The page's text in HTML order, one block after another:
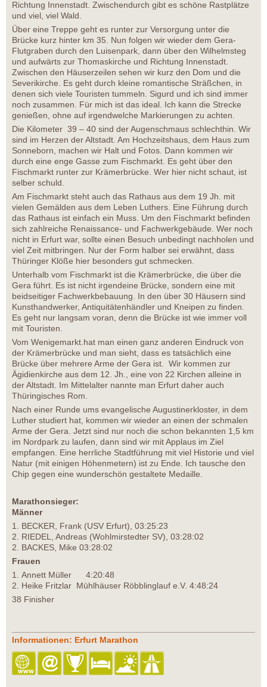
Richtung Innenstadt. Zwischendurch gibt es schöne Rastplätze
und viel, viel Wald.
Über eine Treppe geht es runter zur Versorgung unter die
Brücke kurz hinter km 35. Nun folgen wir wieder dem Gera-
Flutgraben durch den Luisenpark, dann über den Wilhelmsteg
und aufwärts zur Thomaskirche und Richtung Innenstadt.
Zwischen den Häuserzeilen sehen wir kurz den Dom und die
Severikirche. Es geht durch kleine romantische Sträßchen, in
denen sich viele Touristen tummeln. Sigurd und ich sind immer
noch zusammen. Für mich ist das ideal. Ich kann die Strecke
genießen, ohne auf irgendwelche Markierungen zu achten.
Die Kilometer 39 – 40 sind der Augenschmaus schlechthin. Wir
sind im Herzen der Altstadt. Am Hochzeitshaus, dem Haus zum
Sonneborn, machen wir Halt und Fotos. Dann kommen wir
durch eine enge Gasse zum Fischmarkt. Es geht über den
Fischmarkt runter zur Krämerbrücke. Wer hier nicht schaut, ist
selber schuld.
Am Fischmarkt steht auch das Rathaus aus dem 19 Jh. mit
vielen Gemälden aus dem Leben Luthers. Eine Führung durch
das Rathaus ist einfach ein Muss. Um den Fischmarkt befinden
sich zahlreiche Renaissance- und Fachwerkgebäude. Wer noch
nicht in Erfurt war, sollte einen Besuch unbedingt nachholen und
viel Zeit mitbringen. Nur der Form halber sei erwähnt, dass
Thüringer Klöße hier besonders gut schmecken.
Unterhalb vom Fischmarkt ist die Krämerbrücke, die über die
Gera führt. Es ist nicht irgendeine Brücke, sondern eine mit
beidseitiger Fachwerkbebauung. In den über 30 Häusern sind
Kunsthandwerker, Antiquitätenhändler und Kneipen zu finden.
Es geht nur langsam voran, denn die Brücke ist wie immer voll
mit Touristen.
Vom Wenigemarkt.hat man einen ganz anderen Eindruck von
der Krämerbrücke und man sieht, dass es tatsächlich eine
Brücke über mehrere Arme der Gera ist. Wir kommen zur
Ägidienkirche aus dem 12. Jh., eine von 22 Kirchen alleine in
der Altstadt. Im Mittelalter nannte man Erfurt daher auch
Thüringisches Rom.
Nach einer Runde ums evangelische Augustinerkloster, in dem
Luther studiert hat, kommen wir wieder an einen der schmalen
Arme der Gera. Jetzt sind nur noch die schon bekannten 1,5 km
im Nordpark zu laufen, dann sind wir mit Applaus im Ziel
empfangen. Eine herrliche Stadtführung mit viel Historie und viel
Natur (mit einigen Höhenmetern) ist zu Ende. Ich tausche den
Chip gegen eine wunderschön gestaltete Medaille.
Marathonsieger:
Männer
1. BECKER, Frank (USV Erfurt), 03:25:23
2. RIEDEL, Andreas (Wohlmirstedter SV), 03:28:02
2. BACKES, Mike 03:28:02
Frauen
1. Annett Müller 4:20:48
2. Heike Fritzlar Mühlhäuser Röbblinglauf e.V. 4:48:24
38 Finisher
Informationen: Erfurt Marathon